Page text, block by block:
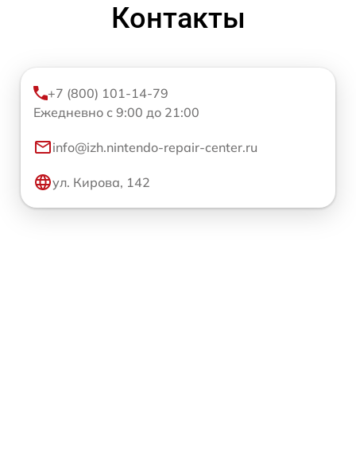
Контакты
+7 (800) 101-14-79
Ежедневно с 9:00 до 21:00
info@izh.nintendo-repair-center.ru
ул. Кирова, 142